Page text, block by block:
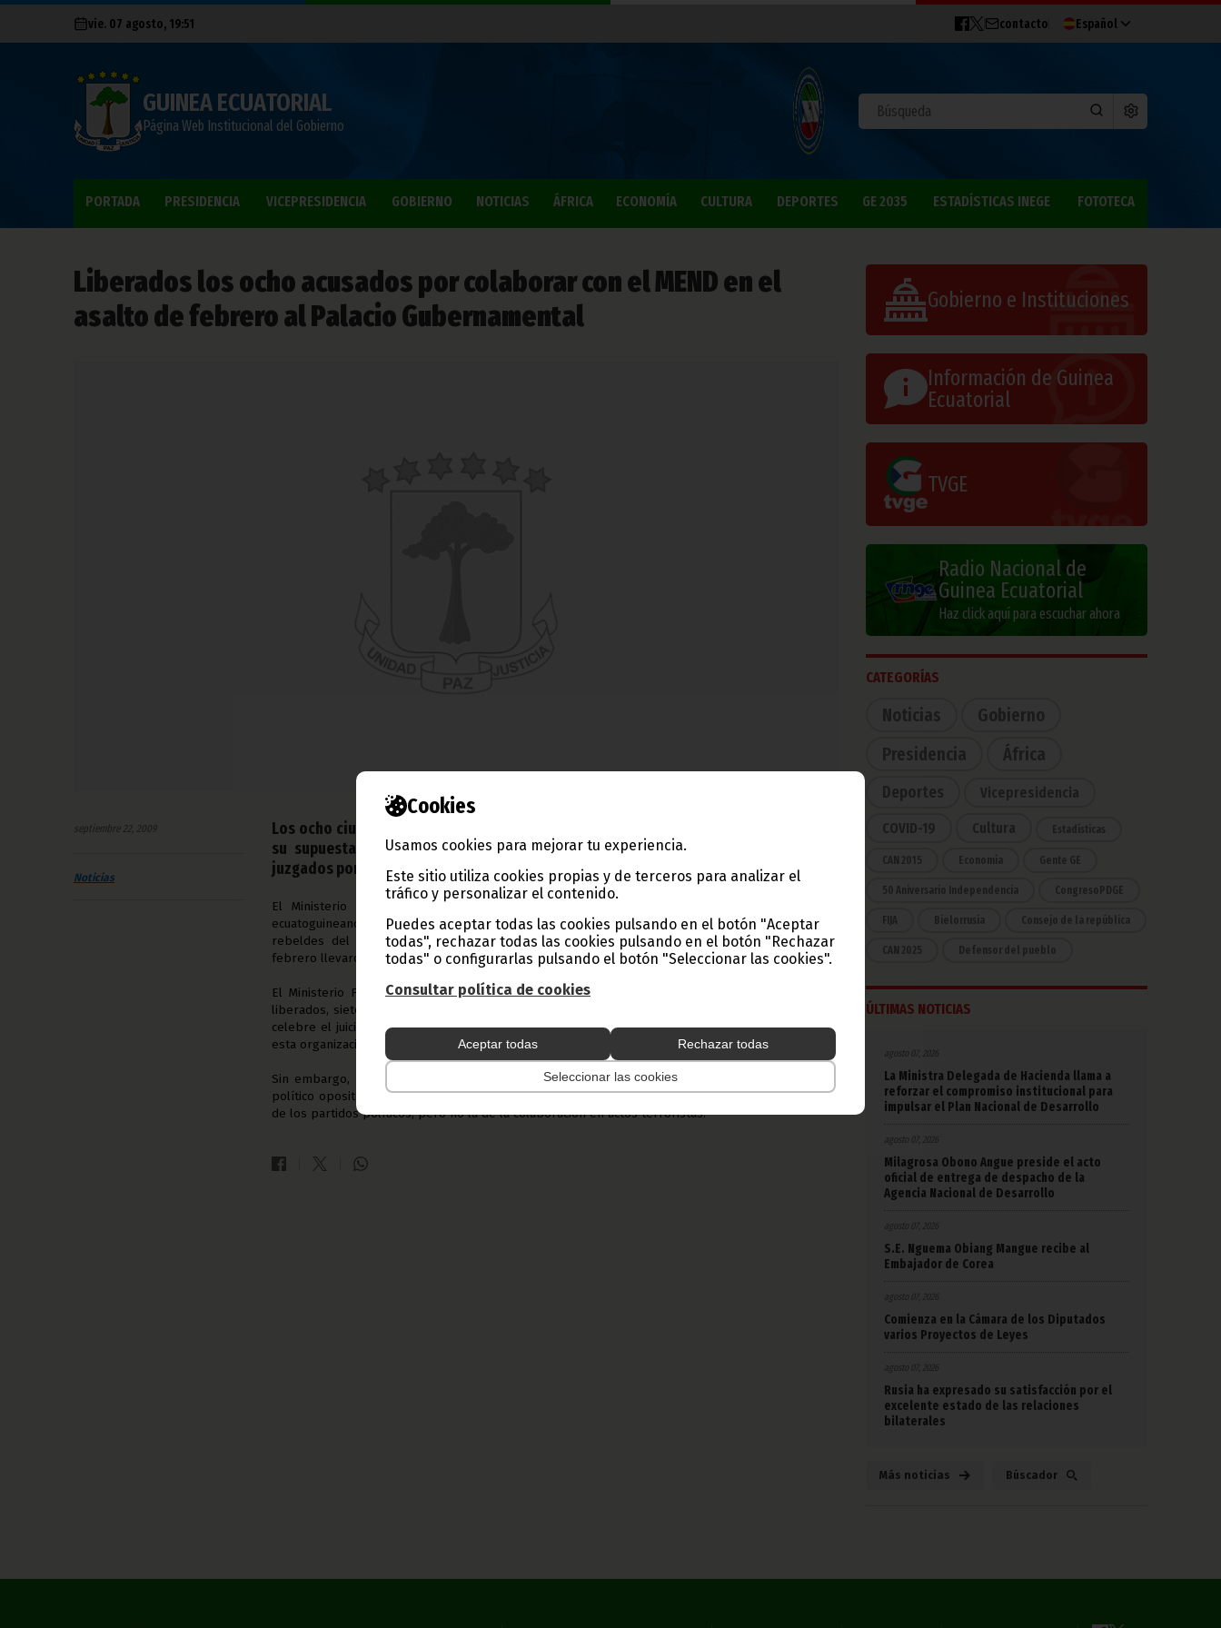
Cookies
Usamos cookies para mejorar tu experiencia.
Este sitio utiliza cookies propias y de terceros para analizar el
tráfico y personalizar el contenido.
Puedes aceptar todas las cookies pulsando en el botón "Aceptar
todas", rechazar todas las cookies pulsando en el botón "Rechazar
todas" o configurarlas pulsando el botón "Seleccionar las cookies".
Consultar política de cookies
Aceptar todas Rechazar todas
Seleccionar las cookies
vie. 07 agosto, 19:51 contacto Español
GUINEA ECUATORIAL
Página Web Institucional del Gobierno
PORTADA PRESIDENCIA VICEPRESIDENCIA GOBIERNO NOTICIAS ÁFRICA ECONOMÍA CULTURA DEPORTES GE 2035 ESTADÍSTICAS INEGE FOTOTECA
Liberados los ocho acusados por colaborar con el MEND en el
asalto de febrero al Palacio Gubernamental
septiembre 22, 2009
Noticias
Los ocho ciudadanos ecuatoguineanos que fueron detenidos tras ser acusados por
su supuesta relación con el asalto al Palacio Gubernamental en febrero serán
juzgados por los tribunales, tal y como aseguró el Ministerio Fiscal.
El Ministerio Fiscal de Guinea Ecuatorial ha confirmado la liberación de ocho ciudadanos
ecuatoguineanos que fueron detenidos por la policía, acusados de presunta colaboración con los
rebeldes del Movimiento de Emancipación del Delta del Níger (MEND), que el pasado 17 de
febrero llevaron a cabo un ataque contra el Palacio Presidencial de Malabo.
El Ministerio Fiscal, a través del fiscal del caso, Ricardo Mangue Elunku, ha declarado que los
liberados, siete hombres y una mujer, gozarán de una libertad provisional a la espera de que se
celebre el juicio en los tribunales de justicia para determinar si realmente colaboraron o no con
esta organización.
Sin embargo, el fiscal se ha negado a relacionar esta detención con su pertenencia al partido
político opositor Unión Popular, afirmando que en Guinea Ecuatorial la ley reconoce la existencia
de los partidos políticos, pero no la de la colaboración en actos terroristas.
Gobierno e Instituciones
Información de Guinea
Ecuatorial
TVGE
Radio Nacional de
Guinea Ecuatorial
Haz click aquí para escuchar ahora
CATEGORÍAS
Noticias
Gobierno
Presidencia
África
Deportes Vicepresidencia
COVID-19 Cultura Estadísticas
CAN 2015 Economía Gente GE
50 Aniversario Independencia CongresoPDGE
FIJA Bielorrusia Consejo de la república
CAN 2025 Defensor del pueblo
ÚLTIMAS NOTICIAS
agosto 07, 2026
La Ministra Delegada de Hacienda llama a
reforzar el compromiso institucional para
impulsar el Plan Nacional de Desarrollo
agosto 07, 2026
Milagrosa Obono Angue preside el acto
oficial de entrega de despacho de la
Agencia Nacional de Desarrollo
agosto 07, 2026
S.E. Nguema Obiang Mangue recibe al
Embajador de Corea
agosto 07, 2026
Comienza en la Cámara de los Diputados
varios Proyectos de Leyes
agosto 07, 2026
Rusia ha expresado su satisfacción por el
excelente estado de las relaciones
bilaterales
Más noticias Búscador